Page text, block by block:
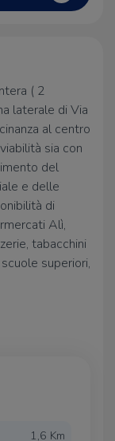
( 2
laterale di Via
al centro
sia con
del
e delle
di
Alì,
tabacchini
superiori,
porta
da letto
un
di 120 mq
2 camere
1,6 Km